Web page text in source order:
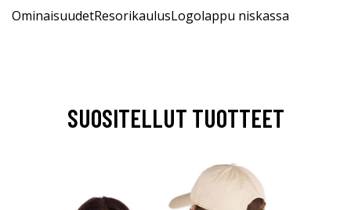
OminaisuudetResorikaulusLogolappu niskassa
SUOSITELLUT TUOTTEET